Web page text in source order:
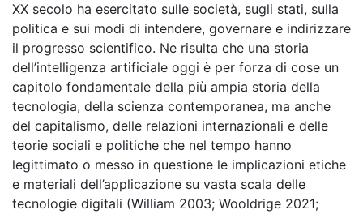
XX secolo ha esercitato sulle società, sugli stati, sulla
politica e sui modi di intendere, governare e indirizzare
il progresso scientifico. Ne risulta che una storia
dell’intelligenza artificiale oggi è per forza di cose un
capitolo fondamentale della più ampia storia della
tecnologia, della scienza contemporanea, ma anche
del capitalismo, delle relazioni internazionali e delle
teorie sociali e politiche che nel tempo hanno
legittimato o messo in questione le implicazioni etiche
e materiali dell’applicazione su vasta scala delle
tecnologie digitali (William 2003; Wooldrige 2021;